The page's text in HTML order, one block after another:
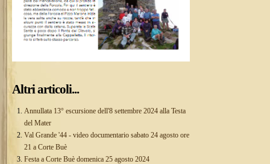
Altri articoli...
Annullata 13° escursione dell'8 settembre 2024 alla Testa
del Mater
Val Grande '44 - video documentario sabato 24 agosto ore
21 a Corte Buè
Festa a Corte Buè domenica 25 agosto 2024